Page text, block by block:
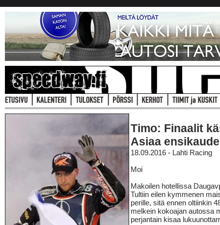
Timo: Finaalit
Asiaa
18.09.2016 - Lahti Racing
Moi
Makoilen hotellissa
Tultiin eilen kymmenen
perille, sitä ennen oltiinkin
melkein kokoajan autossa
perjantain kisaa